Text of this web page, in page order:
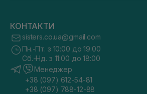
КОНТАКТИ
sisters.co.ua@gmail.com
Пн.-Пт. з 10:00 до 19:00
Сб.-Нд. з 11:00 до 18:00
Менеджер
+38 (097) 612-54-81
+38 (097) 788-12-88